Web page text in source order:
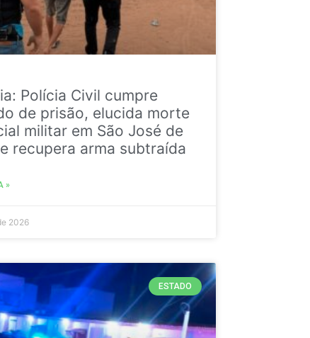
Polícia Civil cumpre
de prisão, elucida morte
militar em São José de
recupera arma subtraída
»
2026
ESTADO